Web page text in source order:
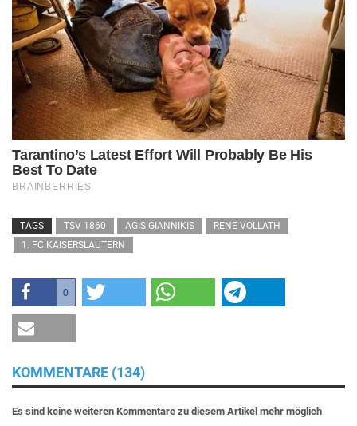
TAGS TSV 1860 AGIS GIANNIKIS
RENE VOLLATH
1. FC KAISERSLAUTERN
0
KOMMENTARE (134)
Es sind keine weiteren Kommentare zu diesem Artikel mehr möglich